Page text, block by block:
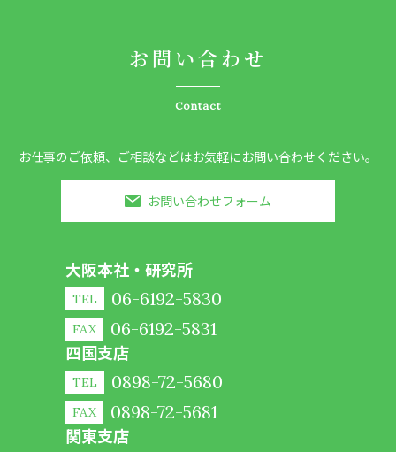
お問い合わせ
Contact
お仕事のご依頼、ご相談などはお気軽にお問い合わせください。
お問い合わせフォーム
大阪本社・研究所
TEL 06-6192-5830
FAX 06-6192-5831
四国支店
TEL 0898-72-5680
FAX 0898-72-5681
関東支店